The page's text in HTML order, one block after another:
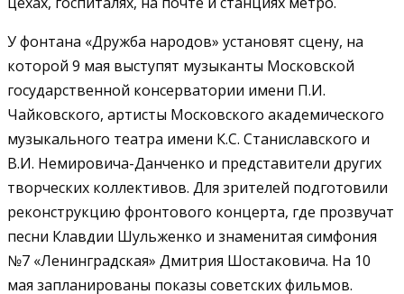
У фонтана «Дружба народов» установят сцену, на
которой 9 мая выступят музыканты Московской
государственной консерватории имени П.И.
Чайковского, артисты Московского академического
музыкального театра имени К.С. Станиславского и
В.И. Немировича-Данченко и представители других
творческих коллективов. Для зрителей подготовили
реконструкцию фронтового концерта, где прозвучат
песни Клавдии Шульженко и знаменитая симфония
№7 «Ленинградская» Дмитрия Шостаковича. На 10
мая запланированы показы советских фильмов.